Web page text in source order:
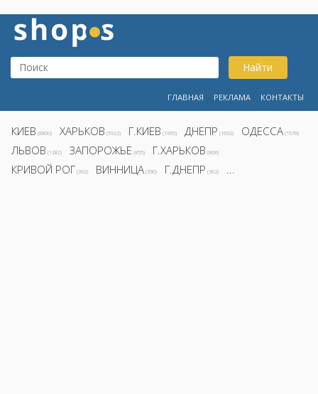
Найти
ГЛАВНАЯ РЕКЛАМА КОНТАКТЫ
КИЕВ (8800) ХАРЬКОВ (5922) Г.КИЕВ (1995) ДНЕПР (1692) ОДЕССА (1578)
ЛЬВОВ (1282) ЗАПОРОЖЬЕ (855) Г.ХАРЬКОВ (808)
КРИВОЙ РОГ (392) ВИННИЦА (390) Г.ДНЕПР (362) ...